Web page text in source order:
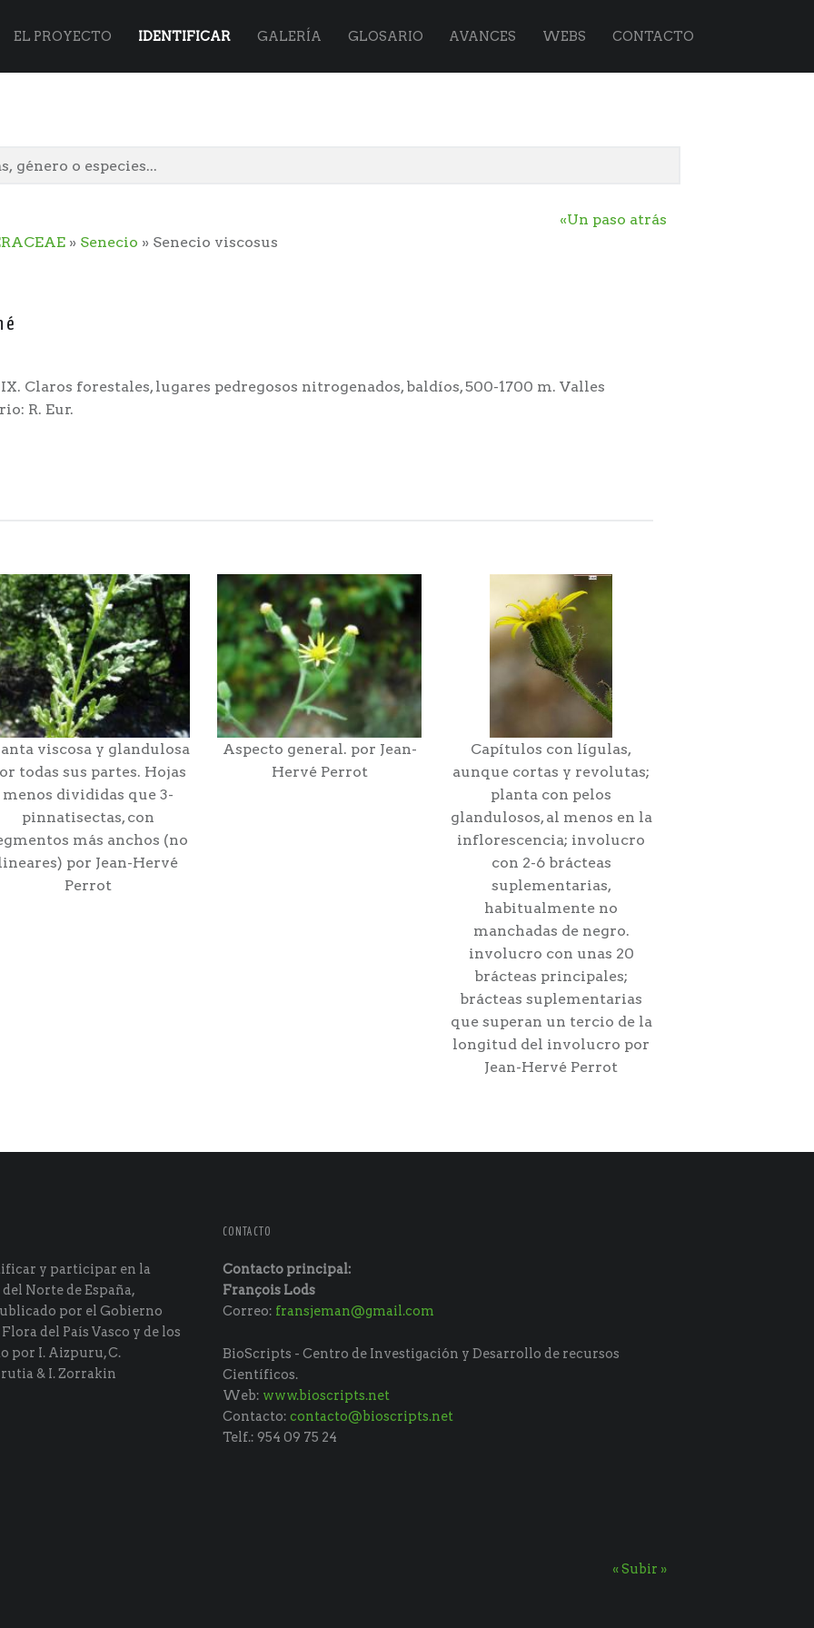
Flora
navigation
Skip
EL PROYECTO IDENTIFICAR GALERÍA GLOSARIO AVANCES WEBS CONTACTO
«Un paso atrás
» Senecio » Senecio viscosus
Claros forestales, lugares pedregosos nitrogenados, baldíos, 500-1700 m. Valles
R. Eur.
viscosa y glandulosa
todas sus partes. Hojas
menos divididas que 3-
pinnatisectas, con
más anchos (no
por Jean-Hervé
Perrot
Aspecto general. por Jean-
Hervé Perrot
Capítulos con lígulas,
aunque cortas y revolutas;
planta con pelos
glandulosos, al menos en la
inflorescencia; involucro
con 2-6 brácteas
suplementarias,
habitualmente no
manchadas de negro.
involucro con unas 20
brácteas principales;
brácteas suplementarias
que superan un tercio de la
longitud del involucro por
Jean-Hervé Perrot
y participar en la
Norte de España,
por el Gobierno
del País Vasco y de los
por I. Aizpuru, C.
& I. Zorrakin
CONTACTO
Contacto principal:
François Lods
Correo: fransjeman@gmail.com
BioScripts - Centro de Investigación y Desarrollo de recursos
Científicos.
Web: www.bioscripts.net
Contacto:contacto@bioscripts.net
Telf.: 954 09 75 24
« Subir »